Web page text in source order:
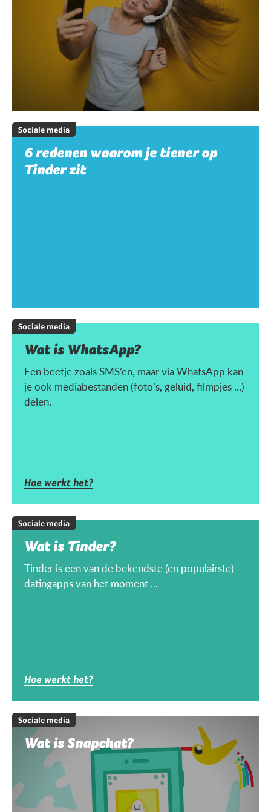
Sociale media
6 redenen waarom je tiener op
Tinder zit
Sociale media
Wat is WhatsApp?
Een beetje zoals SMS’en, maar via WhatsApp kan
je ook mediabestanden (foto’s, geluid, filmpjes ...)
delen.
Hoe werkt het?
Sociale media
Wat is Tinder?
Tinder is een van de bekendste (en populairste)
datingapps van het moment ...
Hoe werkt het?
Sociale media
Wat is Snapchat?